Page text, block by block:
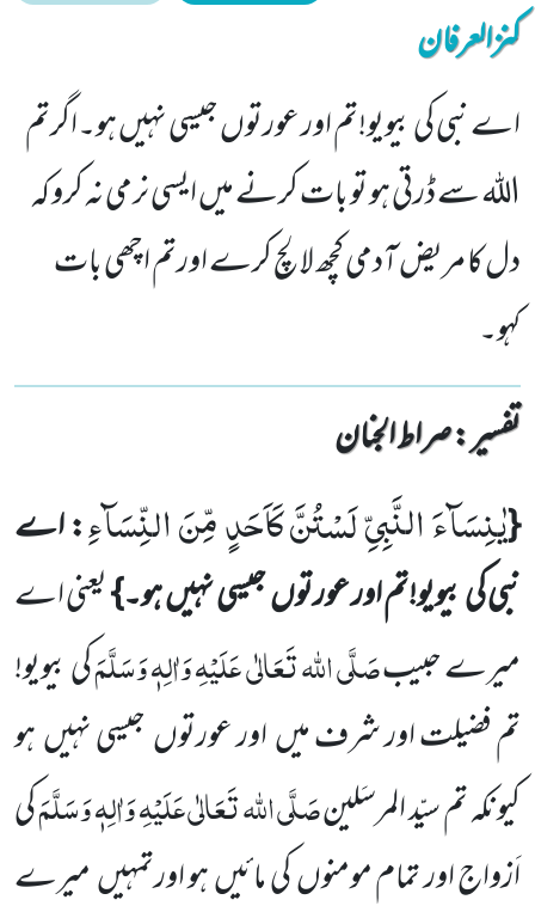
کنزالعرفان
اے نبی کی بیویو!تم اور عورتوں جیسی نہیں ہو۔اگرتم
اللہ سے ڈرتی ہو تو بات کرنے میں ایسی نرمی نہ کرو کہ
دل کا مریض آدمی کچھ لالچ کرے اورتم اچھی بات
کہو۔
تفسیر : ‎صراط الجنان
{یٰنِسَآءَ النَّبِیِّ لَسْتُنَّ كَاَحَدٍ مِّنَ النِّسَآءِ: اے
نبی کی بیویو!تم اور عورتوںجیسی نہیںہو۔}یعنی اے
میرے حبیبصَلَّی اللہ تَعَالٰی عَلَیْہِ وَاٰلِہٖ وَسَلَّمَکی بیویو!
تم فضیلت اور شرف میںاور عورتوںجیسی نہیںہو
کیونکہ تم سیّد المرسَلینصَلَّی اللہ تَعَالٰیعَلَیْہِ وَاٰلِہٖ وَسَلَّمَکی
اَزواج اور تمام مومنوںکی مائیںہو اورتمہیںمیرے